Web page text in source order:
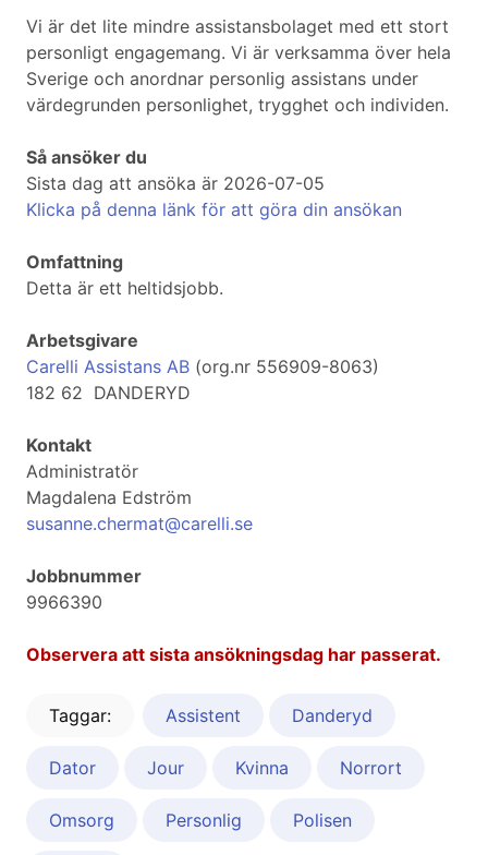
Vi är det lite mindre assistansbolaget med ett stort
personligt engagemang. Vi är verksamma över hela
Sverige och anordnar personlig assistans under
värdegrunden personlighet, trygghet och individen.
Så ansöker du
Sista dag att ansöka är 2026-07-05
Klicka på denna länk för att göra din ansökan
Omfattning
Detta är ett heltidsjobb.
Arbetsgivare
Carelli Assistans AB (org.nr 556909-8063)
182 62 DANDERYD
Kontakt
Administratör
Magdalena Edström
susanne.chermat@carelli.se
Jobbnummer
9966390
Observera att sista ansökningsdag har passerat.
Taggar: Assistent Danderyd
Dator Jour Kvinna Norrort
Omsorg Personlig Polisen